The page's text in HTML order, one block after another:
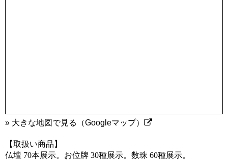
» 大きな地図で見る（Googleマップ）
【取扱い商品】
仏壇 70本展示。お位牌 30種展示。数珠 60種展示。